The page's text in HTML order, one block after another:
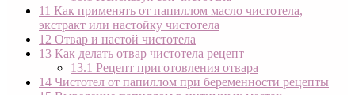
11 Как применять от папиллом масло чистотела,
экстракт или настойку чистотела
12 Отвар и настой чистотела
13 Как делать отвар чистотела рецепт
13.1 Рецепт приготовления отвара
14 Чистотел от папиллом при беременности рецепты